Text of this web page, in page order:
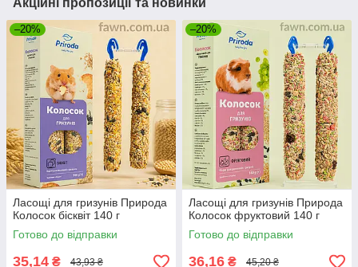
Акційні пропозиції та новинки
–20%
Ласощі для гризунів Природа
Колосок бісквіт 140 г
Готово до відправки
35,14 ₴ 43,93 ₴
–20%
Ласощі для гризунів Природа
Колосок фруктовий 140 г
Готово до відправки
36,16 ₴ 45,20 ₴